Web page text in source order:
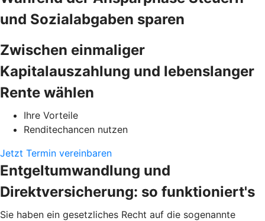
und Sozialabgaben sparen
Zwischen einmaliger
Kapitalauszahlung und lebenslanger
Rente wählen
Ihre Vorteile
Renditechancen nutzen
Jetzt Termin vereinbaren
Entgeltumwandlung und
Direktversicherung: so funktioniert's
Sie haben ein gesetzliches Recht auf die sogenannte